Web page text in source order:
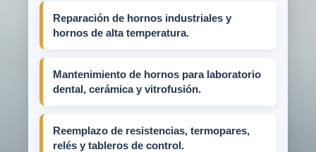
Reparación de hornos industriales y
hornos de alta temperatura.
Mantenimiento de hornos para laboratorio
dental, cerámica y vitrofusión.
Reemplazo de resistencias, termopares,
relés y tableros de control.